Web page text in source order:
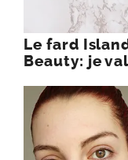
Le fard
Beauty: je